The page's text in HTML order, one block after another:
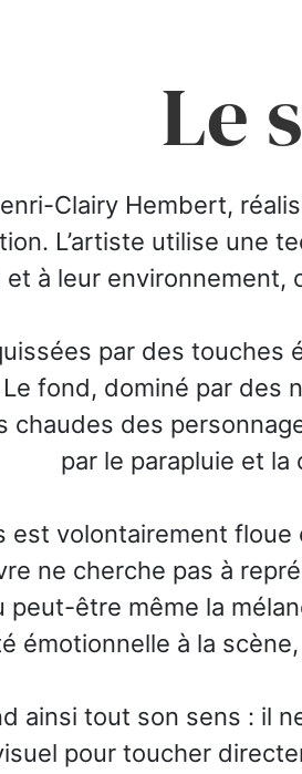
Le
Clairy Hembert,
L’artiste utilise une
à leur environnement,
par des
fond, dominé par
chaudes des
par le parapluie et
est volontairement
ne cherche pas à
être même la
émotionnelle à la
ainsi tout son sens : il
pour toucher